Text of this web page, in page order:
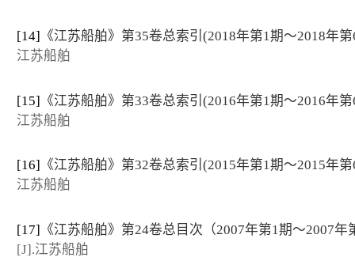
[14] 《江苏船舶》第35卷总索引(2018年第1期～2018年
江苏船舶
[15] 《江苏船舶》第33卷总索引(2016年第1期～2016年
江苏船舶
[16] 《江苏船舶》第32卷总索引(2015年第1期～2015年
江苏船舶
[17] 《江苏船舶》第24卷总目次（2007年第1期～2007年
[J].江苏船舶